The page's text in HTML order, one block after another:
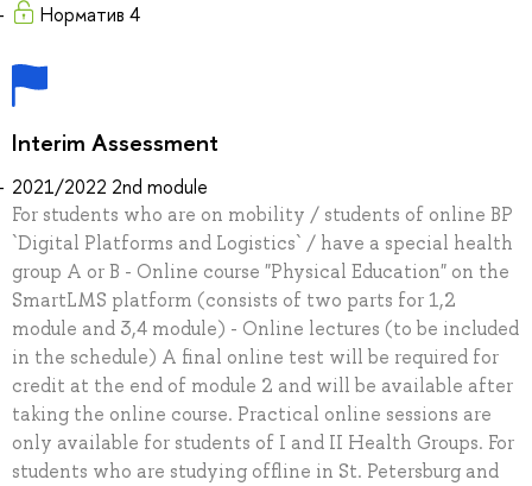
Норматив 4
Interim Assessment
2021/2022 2nd module
For students who are on mobility / students of online BP
`Digital Platforms and Logistics` / have a special health
group A or B - Online course "Physical Education" on the
SmartLMS platform (consists of two parts for 1,2
module and 3,4 module) - Online lectures (to be included
in the schedule) A final online test will be required for
credit at the end of module 2 and will be available after
taking the online course. Practical online sessions are
only available for students of I and II Health Groups. For
students who are studying offline in St. Petersburg and